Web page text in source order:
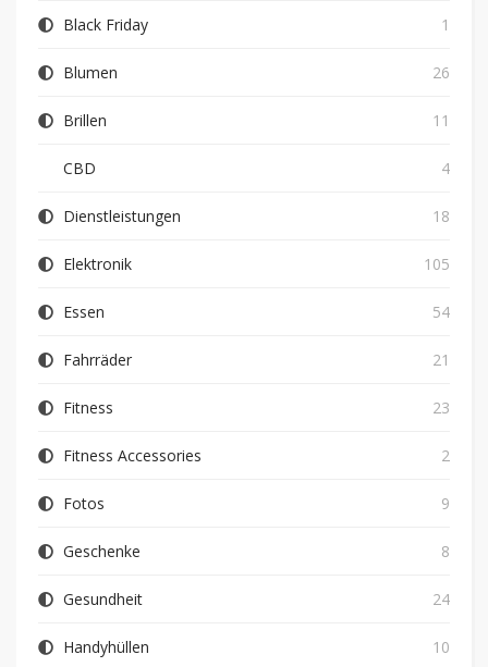
Black Friday 1
Blumen 26
Brillen 11
CBD 4
Dienstleistungen 18
Elektronik 105
Essen 54
Fahrräder 21
Fitness 23
Fitness Accessories 2
Fotos 9
Geschenke 8
Gesundheit 24
Handyhüllen 10